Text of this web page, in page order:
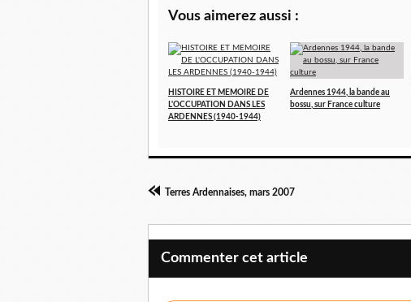
Vous aimerez aussi :
HISTOIRE ET MEMOIRE DE
L'OCCUPATION DANS LES
ARDENNES (1940-1944)
Ardennes 1944, la bande au
bossu, sur France culture
Terres Ardennaises, mars 2007
Commenter cet article